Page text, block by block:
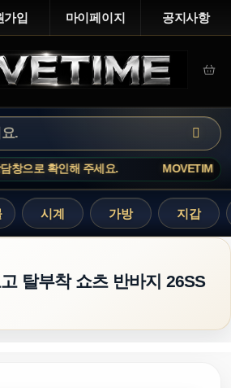
가입 마이페이지 공지사항
확인해 주세요. MOVETIME
시계 가방 지갑
부착 쇼츠 반바지 26SS
탈부착 쇼츠 반바지 26SS